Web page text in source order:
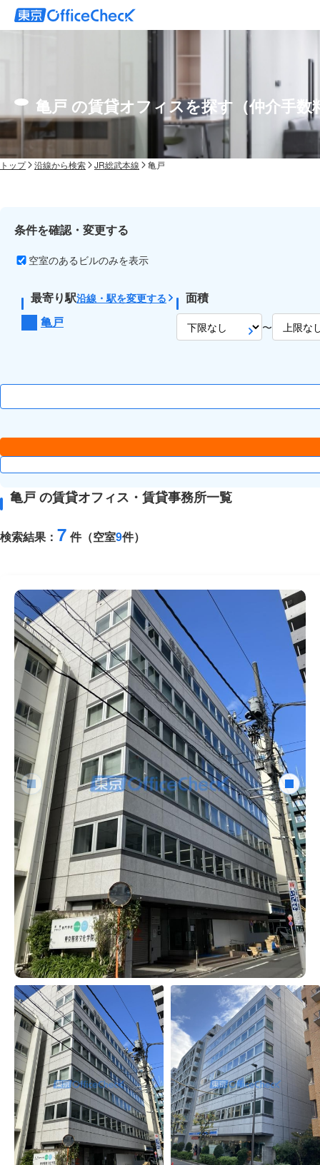
亀戸 の賃貸オフィスを探す（仲介手数
トップ 沿線から検索 JR総武本線 亀戸
条件を確認・変更する
空室のあるビルのみを表示
最寄り駅沿線・駅を変更する
亀戸
面積
〜
亀戸 の賃貸オフィス・賃貸事務所一覧
検索結果： 7 件（空室9件）